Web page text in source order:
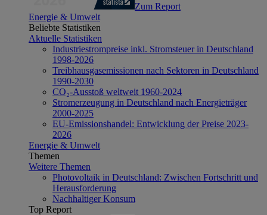
Zum Report
Energie & Umwelt
Beliebte Statistiken
Aktuelle Statistiken
Industriestrompreise inkl. Stromsteuer in Deutschland
1998-2026
Treibhausgasemissionen nach Sektoren in Deutschland
1990-2030
CO₂-Ausstoß weltweit 1960-2024
Stromerzeugung in Deutschland nach Energieträger
2000-2025
EU-Emissionshandel: Entwicklung der Preise 2023-
2026
Energie & Umwelt
Themen
Weitere Themen
Photovoltaik in Deutschland: Zwischen Fortschritt und
Herausforderung
Nachhaltiger Konsum
Top Report